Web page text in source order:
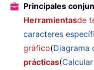
Principales
Herramientasde
caracteres
gráfico(Diagrama
prácticas(